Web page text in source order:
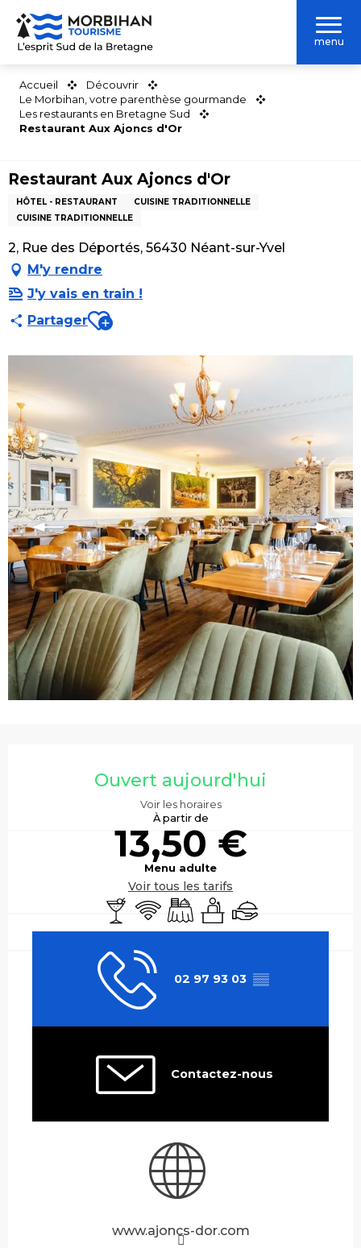
Aller
contenu
menu
Accueil
Découvrir
Le Morbihan, votre parenthèse gourmande
Les restaurants en Bretagne Sud
Restaurant Aux Ajoncs d'Or
Restaurant Aux Ajoncs d'Or
HÔTEL - RESTAURANT
CUISINE TRADITIONNELLE
CUISINE TRADITIONNELLE
2, Rue des Déportés, 56430 Néant-sur-Yvel
M'y rendre
J'y vais en train !
PartagerAjouter aux favoris
Ouvert aujourd'hui
Voir les horaires
À partir de
13,50 €
Menu adulte
Voir tous les tarifs
Bar / Buvette
WiFi BanquetSéminaires
Traiteur
02 97 93 03 ▒▒
Contactez-nous
www.ajoncs-dor.com